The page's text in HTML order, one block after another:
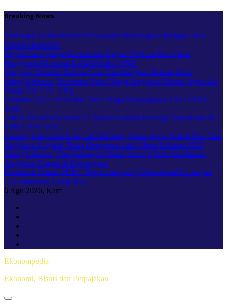
Skip
content
Breaking News
Semangat Kemerdekaan Masyarakat Bojonegoro Bangun Desa
Mandiri Ekonomi
Begini Cara Warga Kecamatan Gayam Perkuat Ikon Desa
Penggerak Ekonomi Lokal Melalui TPID
Warga di Desa Ini Belajar Cara Kembangkan Potensi Desa
Jelang Lebaran, Pertamina Patra Niaga Siagakan Ribuan Agen dan
Pangkalan LPG 3 Kg
Lebaran 2025, Pertamina Patra Niaga Menyiapkan 1.832 SPBU
Siaga
Aman! Pertamina Sebar 57 Modular untuk Kurangi Kepadatan di
SPBU Rest Area
Gunung Lewotobi Laki-Laki Meletus, Status Awas Sudah Dua Hari
Angkutan Logistik Tetap Beroperasi pada Masa Lebaran 2025
Jelang Lebaran, Tim Gabungan Gelar Ramp Check Kendaraan
Angkutan Umum di Bojonegoro
Komisaris Utama PEPC Tinjau Langsung Operasional Lapangan
Gas Jambaran Tiung Biru
6 Agu 2026, Kam
Ekonompedia
Ekonomi, Bisnis dan Perpajakan